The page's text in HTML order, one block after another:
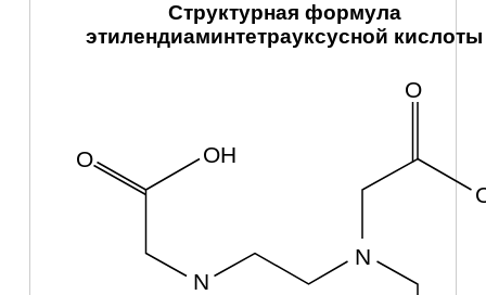
Структурная формула
этилендиаминтетрауксусной кислоты
O OH
N
N
O